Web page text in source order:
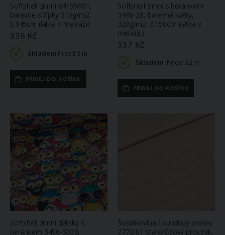
Softshell zimní 64159001,
barevné střípky 315g/m2,
š.145cm (látka v metráži)
336 Kč
Skladem ihned 3 m
PŘIDEJ DO KOŠÍKU
Softshell zimní s beránkem
3496-28, barevné květy,
320g/m2, š.150cm (látka v
metráži)
337 Kč
Skladem ihned 6.2 m
PŘIDEJ DO KOŠÍKU
Softshell zimní dětský s
beránkem 3496-3028,
Šusťákovina / bundový prošev
2772/01 starorůžový proužek,